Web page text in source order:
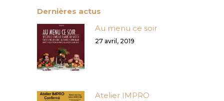
Dernières actus
Au menu ce soir
27 avril, 2019
Atelier IMPRO